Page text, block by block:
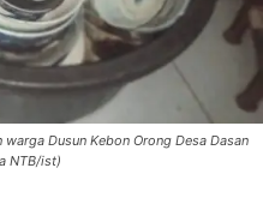
Dusun Kebon Orong Desa Dasan
NTB/ist)